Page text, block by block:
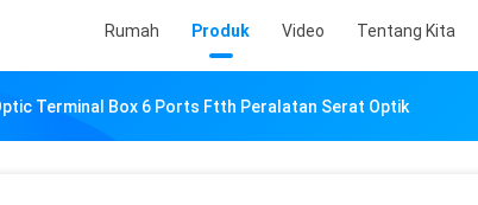
Rumah Produk Video Tentang Kita
Terminal Box 6 Ports Ftth Peralatan Serat Optik